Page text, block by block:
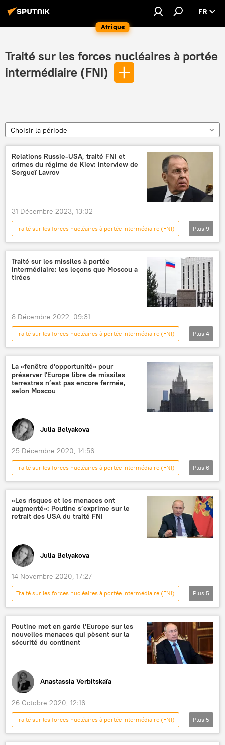
Afrique
FR
Traité sur les forces nucléaires à portée
intermédiaire (FNI)
Choisir la période
Relations Russie-USA, traité FNI et
crimes du régime de Kiev: interview de
Sergueï Lavrov
31 Décembre 2023, 13:02
Traité sur les forces nucléaires à portée intermédiaire (FNI)
International
Sergueï Lavrov
ministère russe des Affaires étrangères
États-Unis
Serbie
Proche-Orient
Plus 9
Traité sur les missiles à portée
intermédiaire: les leçons que Moscou a
tirées
8 Décembre 2022, 09:31
Traité sur les forces nucléaires à portée intermédiaire (FNI)
International
États-Unis
Russie
anniversaire
Plus 4
La «fenêtre d'opportunité» pour
préserver l'Europe libre de missiles
terrestres n’est pas encore fermée,
selon Moscou
Julia Belyakova
25 Décembre 2020, 14:56
Traité sur les forces nucléaires à portée intermédiaire (FNI)
Actualités
Défense
International
missiles
nucléaire
Plus 6
«Les risques et les menaces ont
augmenté»: Poutine s’exprime sur le
retrait des USA du traité FNI
Julia Belyakova
14 Novembre 2020, 17:27
Traité sur les forces nucléaires à portée intermédiaire (FNI)
Actualités
Défense
politique
Russie
États-Unis
Plus 5
Poutine met en garde l’Europe sur les
nouvelles menaces qui pèsent sur la
sécurité du continent
Anastassia Verbitskaïa
26 Octobre 2020, 12:16
Traité sur les forces nucléaires à portée intermédiaire (FNI)
International
Actualités
Plus 5